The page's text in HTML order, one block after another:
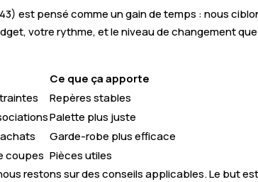
est pensé comme un gain de temps : nous
votre rythme, et le niveau de changement
Ce que ça apporte
Repères stables
Palette plus juste
Garde-robe plus efficace
coupes Pièces utiles
restons sur des conseils applicables. Le but